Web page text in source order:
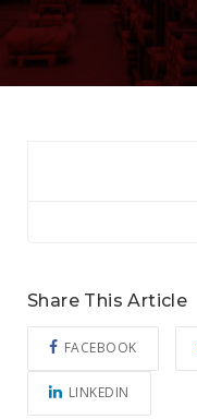
Share This Article
FACEBOOK
LINKEDIN